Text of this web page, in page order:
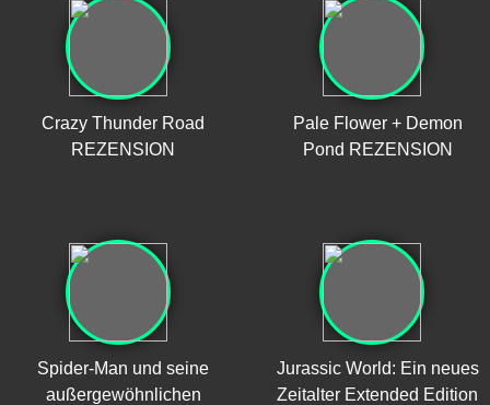
Crazy Thunder Road
REZENSION
Pale Flower + Demon
Pond REZENSION
Spider-Man und seine
außergewöhnlichen
Jurassic World: Ein neues
Zeitalter Extended Edition